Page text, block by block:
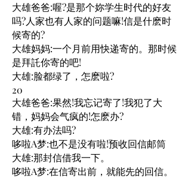
大雄爸爸:喔?是那个妳学生时代的好友
吗?人家也有人家的问题嘛!信是什麽时
候寄的?
大雄妈妈:一个月前用快递寄的。那时候
是拜託你寄的吧!
大雄:脸都绿了，怎麽啦?
20
大雄爸爸:果然!我忘记寄了!我犯了大
错，妈妈会气疯的!怎麽办?
大雄:有办法吗?
哆啦A梦:也不是没有啦!预收回信邮筒
大雄:那封信借我一下。
哆啦A梦:在信寄出前，就能先的回信。